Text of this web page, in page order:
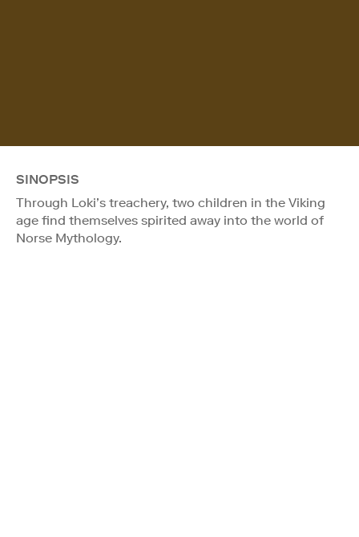
SINOPSIS
Through Loki’s treachery, two children in the Viking
age find themselves spirited away into the world of
Norse Mythology.